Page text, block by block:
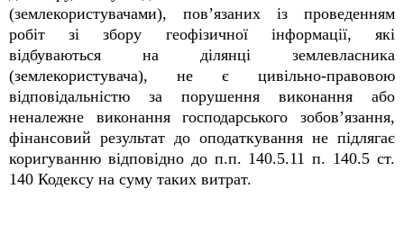
(землекористувачами), пов’язаних із проведенням
робіт зі збору геофізичної інформації, які
відбуваються на ділянці землевласника
(землекористувача), не є цивільно-правовою
відповідальністю за порушення виконання або
неналежне виконання господарського зобов’язання,
фінансовий результат до оподаткування не підлягає
коригуванню відповідно до п.п. 140.5.11 п. 140.5 ст.
140 Кодексу на суму таких витрат.